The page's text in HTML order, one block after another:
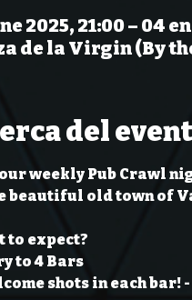
2025, 21:00 – 04
de la Virgin (By
del
weekly Pub Crawl
beautiful old town of
to expect?
to 4 Bars
shots in each bar!